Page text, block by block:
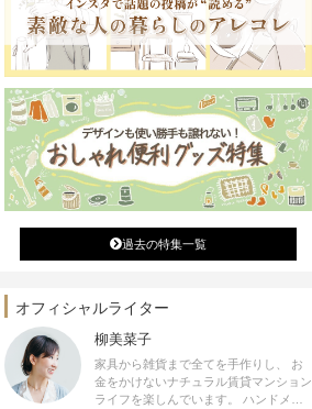
過去の特集一覧
オフィシャルライター
柳美菜子
家具から雑貨まで全てを手作りし、 お
金をかけないナチュラル賃貸マンション
ライフを楽しんでいます。 ハンドメイ